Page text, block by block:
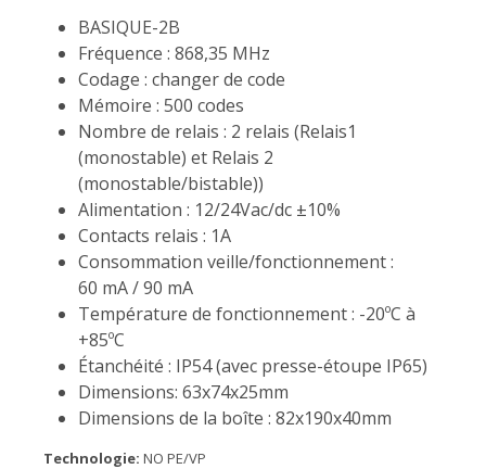
BASIQUE-2B
Fréquence : 868,35 MHz
Codage : changer de code
Mémoire : 500 codes
Nombre de relais : 2 relais (Relais1
(monostable) et Relais 2
(monostable/bistable))
Alimentation : 12/24Vac/dc ±10%
Contacts relais : 1A
Consommation veille/fonctionnement :
60 mA / 90 mA
Température de fonctionnement : -20ºC à
+85ºC
Étanchéité : IP54 (avec presse-étoupe IP65)
Dimensions: 63x74x25mm
Dimensions de la boîte : 82x190x40mm
Technologie: NO PE/VP